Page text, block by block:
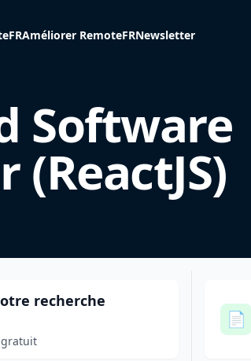
Améliorer RemoteFRNewsletter
Software
(ReactJS)
recherche
gratuit
📄